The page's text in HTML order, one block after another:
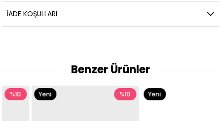
İADE KOŞULLARI
Benzer Ürünler
Yeni
Yeni